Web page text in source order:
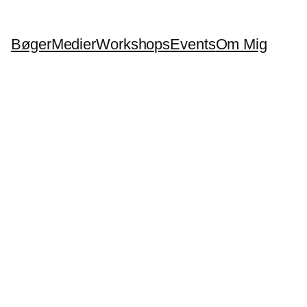
BøgerMedierWorkshopsEventsOm Mig